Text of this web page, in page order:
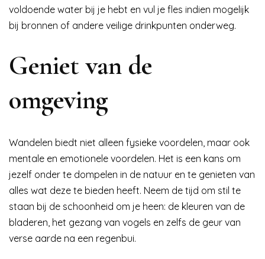
voldoende water bij je hebt en vul je fles indien mogelijk
bij bronnen of andere veilige drinkpunten onderweg.
Geniet van de
omgeving
Wandelen biedt niet alleen fysieke voordelen, maar ook
mentale en emotionele voordelen. Het is een kans om
jezelf onder te dompelen in de natuur en te genieten van
alles wat deze te bieden heeft. Neem de tijd om stil te
staan bij de schoonheid om je heen: de kleuren van de
bladeren, het gezang van vogels en zelfs de geur van
verse aarde na een regenbui.